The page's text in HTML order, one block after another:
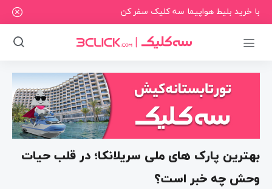
با خرید بلیط هواپیما سه کلیک سفر کن
بهترین پارک ‌های ملی سریلانکا؛ در قلب حیات
وحش چه خبر است؟